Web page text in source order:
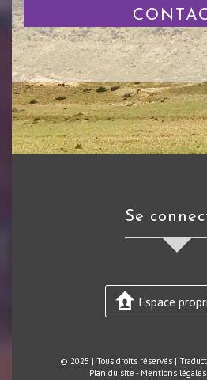
se
Espace
© 2025 | Tous droits réservés |
Plan du site - Mentions légales